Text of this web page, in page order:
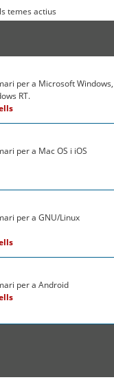
temes actius
per a Microsoft Windows,
RT.
per a Mac OS i iOS
per a GNU/Linux
per a Android